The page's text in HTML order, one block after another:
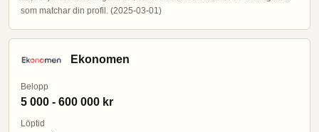
som matchar din profil. (2025-03-01)
Ekonomen
Belopp
5 000 - 600 000 kr
Löptid